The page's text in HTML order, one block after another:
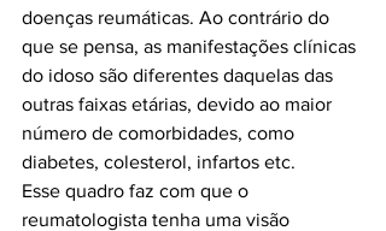
doenças reumáticas. Ao contrário do
que se pensa, as manifestações clínicas
do idoso são diferentes daquelas das
outras faixas etárias, devido ao maior
número de comorbidades, como
diabetes, colesterol, infartos etc.
Esse quadro faz com que o
reumatologista tenha uma visão